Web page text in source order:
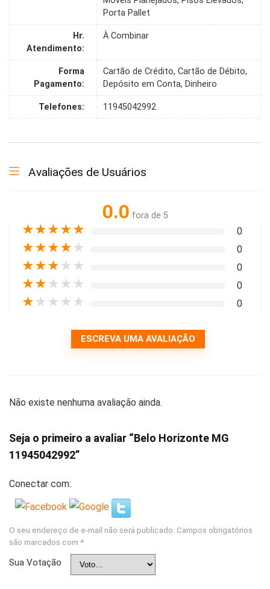
Porta Pallet
Hr.
Atendimento:
À Combinar
Forma
Pagamento:
Cartão de Crédito, Cartão de Débito,
Depósito em Conta, Dinheiro
Telefones: 11945042992
Avaliações de Usuários
0.0 fora de 5
★★★★★ 0
★★★★ ★ 0
★★★ ★ ★ 0
★★ ★ ★ ★ 0
★ ★ ★ ★ ★ 0
ESCREVA UMA AVALIAÇÃO
Não existe nenhuma avaliação ainda.
Seja o primeiro a avaliar “Belo Horizonte MG
11945042992”
Conectar com:
O seu endereço de e-mail não será publicado. Campos obrigatórios
são marcados com *
Sua Votação